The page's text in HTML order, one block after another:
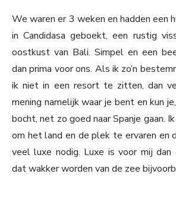
We waren er 3 weken en hadden een
in Candidasa geboekt, een rustig
oostkust van Bali. Simpel en een
dan prima voor ons. Als ik zo’n
ik niet in een resort te zitten, dan
mening namelijk waar je bent en kun
bocht, net zo goed naar Spanje gaan.
om het land en de plek te ervaren en
veel luxe nodig. Luxe is voor mij dan
dat wakker worden van de zee